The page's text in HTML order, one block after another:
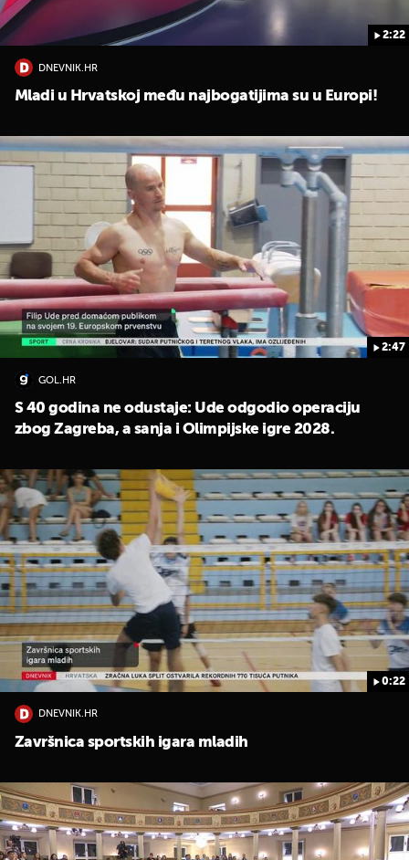
2:22
DNEVNIK.HR
Mladi u Hrvatskoj među najbogatijima su u Europi!
2:47
GOL.HR
S 40 godina ne odustaje: Ude odgodio operaciju
zbog Zagreba, a sanja i Olimpijske igre 2028.
0:22
DNEVNIK.HR
Završnica sportskih igara mladih